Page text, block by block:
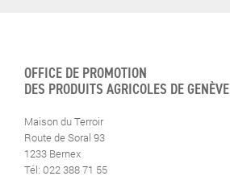
OFFICE DE PROMOTION
DES PRODUITS AGRICOLES DE GENÈVE
Maison du Terroir
Route de Soral 93
1233 Bernex
Tél: 022 388 71 55